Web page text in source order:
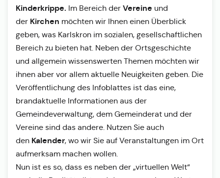
Kinderkrippe. Im Bereich der Vereine und
der Kirchen möchten wir Ihnen einen Überblick
geben, was Karlskron im sozialen, gesellschaftlichen
Bereich zu bieten hat. Neben der Ortsgeschichte
und allgemein wissenswerten Themen möchten wir
ihnen aber vor allem aktuelle Neuigkeiten geben. Die
Veröffentlichung des Infoblattes ist das eine,
brandaktuelle Informationen aus der
Gemeindeverwaltung, dem Gemeinderat und der
Vereine sind das andere. Nutzen Sie auch
den Kalender, wo wir Sie auf Veranstaltungen im Ort
aufmerksam machen wollen.
Nun ist es so, dass es neben der „virtuellen Welt“